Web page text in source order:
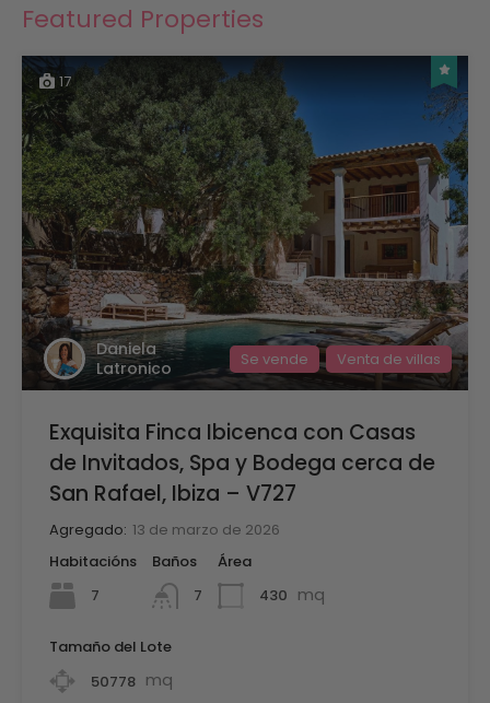
Featured Properties
17
Daniela
Latronico
Se vende Venta de villas
Exquisita Finca Ibicenca con Casas
de Invitados, Spa y Bodega cerca de
San Rafael, Ibiza – V727
Agregado: 13 de marzo de 2026
Habitacións
7
Baños
7
Área
430 mq
Tamaño del Lote
50778 mq